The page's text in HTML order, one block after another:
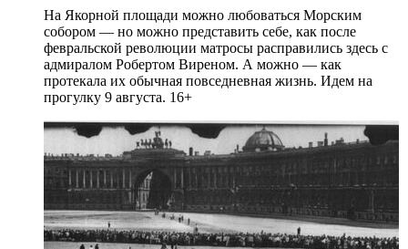
На Якорной площади можно любоваться Морским
собором — но можно представить себе, как после
февральской революции матросы расправились здесь с
адмиралом Робертом Виреном. А можно — как
протекала их обычная повседневная жизнь. Идем на
прогулку 9 августа. 16+